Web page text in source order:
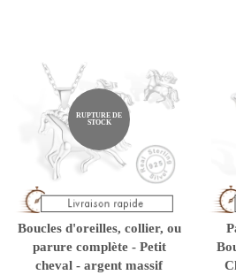
RUPTURE DE
STOCK
Boucles d'oreilles, collier, ou
parure complète - Petit
cheval - argent massif